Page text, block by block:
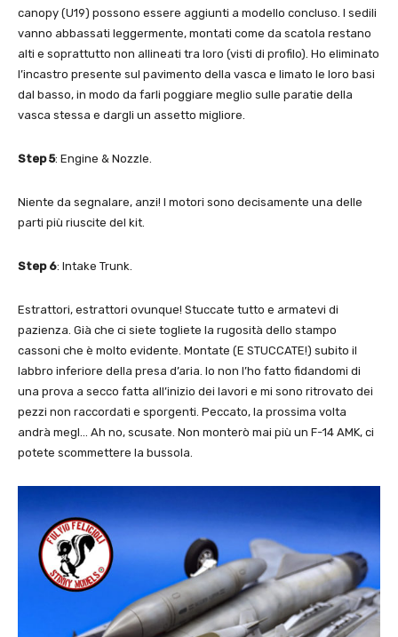
canopy (U19) possono essere aggiunti a modello concluso. I sedili
vanno abbassati leggermente, montati come da scatola restano
alti e soprattutto non allineati tra loro (visti di profilo). Ho eliminato
l’incastro presente sul pavimento della vasca e limato le loro basi
dal basso, in modo da farli poggiare meglio sulle paratie della
vasca stessa e dargli un assetto migliore.
Step 5: Engine & Nozzle.
Niente da segnalare, anzi! I motori sono decisamente una delle
parti più riuscite del kit.
Step 6: Intake Trunk.
Estrattori, estrattori ovunque! Stuccate tutto e armatevi di
pazienza. Già che ci siete togliete la rugosità dello stampo
cassoni che è molto evidente. Montate (E STUCCATE!) subito il
labbro inferiore della presa d’aria. Io non l’ho fatto fidandomi di
una prova a secco fatta all’inizio dei lavori e mi sono ritrovato dei
pezzi non raccordati e sporgenti. Peccato, la prossima volta
andrà megl… Ah no, scusate. Non monterò mai più un F-14 AMK, ci
potete scommettere la bussola.